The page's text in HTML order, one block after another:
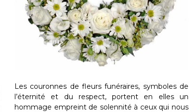
Les couronnes de fleurs funéraires, symboles de
l’éternité et du respect, portent en elles un
hommage empreint de solennité à ceux qui nous